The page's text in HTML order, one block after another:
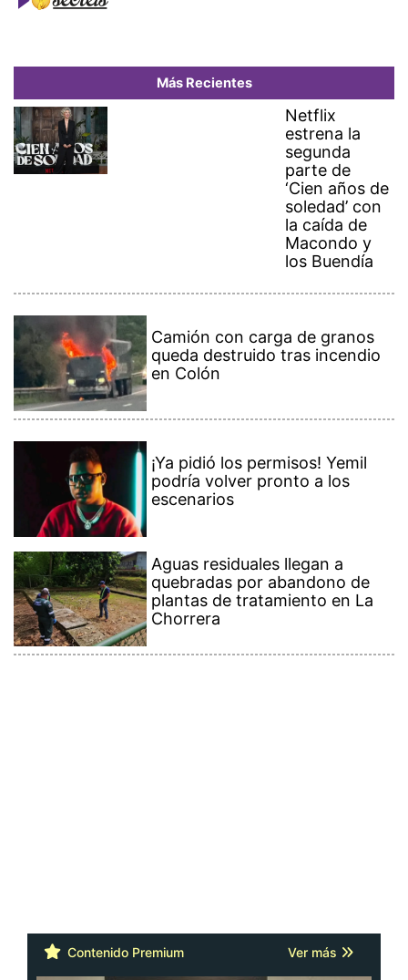
Más Recientes
Netflix
estrena la
segunda
parte de
‘Cien años de
soledad’ con
la caída de
Macondo y
los Buendía
Camión con carga de granos
queda destruido tras incendio
en Colón
¡Ya pidió los permisos! Yemil
podría volver pronto a los
escenarios
Aguas residuales llegan a
quebradas por abandono de
plantas de tratamiento en La
Chorrera
Contenido Premium Ver más